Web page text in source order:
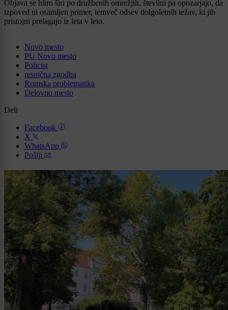
Objava se hitro širi po družbenih omrežjih, številni pa opozarjajo, da
izpoved ni osamljen primer, temveč odsev dolgoletnih težav, ki jih
pristojni prelagajo iz leta v leto.
Novo mesto
PU Novo mesto
Policist
resnična zgodba
Romska problematika
Delovno mesto
Deli
Facebook
X
WhatsApp
Pošlji